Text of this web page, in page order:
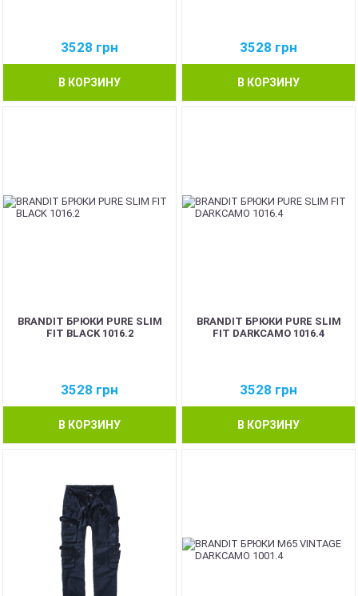
3528 грн
В КОРЗИНУ
3528 грн
В КОРЗИНУ
BRANDIT БРЮКИ PURE SLIM
FIT BLACK 1016.2
3528 грн
В КОРЗИНУ
BRANDIT БРЮКИ PURE SLIM
FIT DARKCAMO 1016.4
3528 грн
В КОРЗИНУ